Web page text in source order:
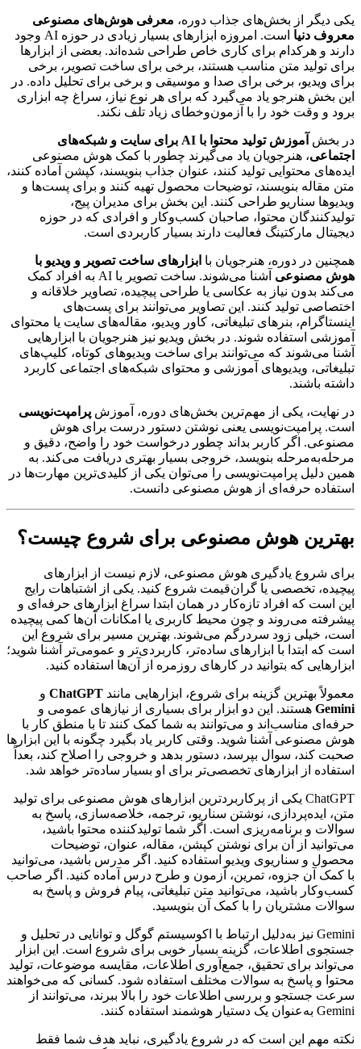
یکی دیگر از بخش‌های جذاب دوره، معرفی هوش‌های مصنوعی
معروف دنیا
است. امروزه ابزارهای بسیار زیادی در حوزه AI وجود
دارند و هرکدام برای کاری خاص طراحی شده‌اند. بعضی از ابزارها
برای تولید متن مناسب هستند، برخی برای ساخت تصویر، برخی
برای ویدیو، برخی برای صدا و موسیقی و برخی برای تحلیل داده. در
این بخش هنرجو یاد می‌گیرد که برای هر نوع نیاز، سراغ چه ابزاری
برود و وقت خود را با آزمون‌وخطای زیاد تلف نکند.
در بخش
آموزش تولید محتوا با AI برای سایت و شبکه‌های
اجتماعی، هنرجویان یاد می‌گیرند چطور با کمک هوش مصنوعی
ایده‌های محتوایی تولید کنند، عنوان جذاب بنویسند، کپشن آماده کنند،
متن مقاله بنویسند، توضیحات محصول تهیه کنند و برای پست‌ها و
ویدیوها سناریو طراحی کنند. این بخش برای مدیران پیج،
تولیدکنندگان محتوا، صاحبان کسب‌وکار و افرادی که در حوزه
دیجیتال مارکتینگ فعالیت دارند بسیار کاربردی است.
همچنین در دوره، هنرجویان با ابزارهای ساخت تصویر و ویدیو با
هوش مصنوعی
آشنا می‌شوند. ساخت تصویر با AI به افراد کمک
می‌کند بدون نیاز به عکاسی یا طراحی پیچیده، تصاویر خلاقانه و
اختصاصی تولید کنند. این تصاویر می‌توانند برای پست‌های
اینستاگرام، بنرهای تبلیغاتی، کاور ویدیو، مقاله‌های سایت یا محتوای
آموزشی استفاده شوند. در بخش ویدیو نیز هنرجویان با ابزارهایی
آشنا می‌شوند که می‌توانند برای ساخت ویدیوهای کوتاه، کلیپ‌های
تبلیغاتی، ویدیوهای آموزشی و محتوای شبکه‌های اجتماعی کاربرد
داشته باشند.
در نهایت، یکی از مهم‌ترین بخش‌های دوره، آموزش پرامپت‌نویسی
است. پرامپت‌نویسی یعنی نوشتن دستور درست برای هوش
مصنوعی. اگر کاربر بداند چطور درخواست خود را واضح، دقیق و
مرحله‌به‌مرحله بنویسد، خروجی بسیار بهتری دریافت می‌کند. به
همین دلیل پرامپت‌نویسی را می‌توان یکی از کلیدی‌ترین مهارت‌ها در
استفاده حرفه‌ای از هوش مصنوعی دانست.
بهترین هوش مصنوعی برای شروع چیست؟
برای شروع یادگیری هوش مصنوعی، لازم نیست از ابزارهای
پیچیده، تخصصی یا گران‌قیمت شروع کنید. یکی از اشتباهات رایج
این است که افراد تازه‌کار در همان ابتدا سراغ ابزارهای حرفه‌ای و
پیشرفته می‌روند و چون محیط کاربری یا امکانات آن‌ها کمی پیچیده
است، خیلی زود سردرگم می‌شوند. بهترین مسیر برای شروع این
است که ابتدا با ابزارهای ساده‌تر، کاربردی‌تر و عمومی‌تر آشنا شوید؛
ابزارهایی که بتوانید در کارهای روزمره از آن‌ها استفاده کنید.
معمولاً بهترین گزینه برای شروع، ابزارهایی مانند ChatGPT و
Gemini هستند. این دو ابزار برای بسیاری از نیازهای عمومی و
حرفه‌ای مناسب‌اند و می‌توانند به شما کمک کنند تا با منطق کار با
هوش مصنوعی آشنا شوید. وقتی کاربر یاد بگیرد چگونه با این ابزارها
صحبت کند، سوال بپرسد، دستور بدهد و خروجی را اصلاح کند، بعداً
استفاده از ابزارهای تخصصی‌تر برای او بسیار ساده‌تر خواهد شد.
ChatGPT یکی از پرکاربردترین ابزارهای هوش مصنوعی برای تولید
متن، ایده‌پردازی، نوشتن سناریو، ترجمه، خلاصه‌سازی، پاسخ به
سوالات و برنامه‌ریزی است. اگر شما تولیدکننده محتوا باشید،
می‌توانید از آن برای نوشتن کپشن، مقاله، عنوان، توضیحات
محصول و سناریوی ویدیو استفاده کنید. اگر مدرس باشید، می‌توانید
با کمک آن جزوه، تمرین، آزمون و طرح درس آماده کنید. اگر صاحب
کسب‌وکار باشید، می‌توانید متن تبلیغاتی، پیام فروش و پاسخ به
سوالات مشتریان را با کمک آن بنویسید.
Gemini نیز به‌دلیل ارتباط با اکوسیستم گوگل و توانایی در تحلیل و
جستجوی اطلاعات، گزینه بسیار خوبی برای شروع است. این ابزار
می‌تواند برای تحقیق، جمع‌آوری اطلاعات، مقایسه موضوعات، تولید
محتوا و پاسخ به سوالات مختلف استفاده شود. کسانی که می‌خواهند
سرعت جستجو و بررسی اطلاعات خود را بالا ببرند، می‌توانند از
Gemini به‌عنوان یک دستیار هوشمند استفاده کنند.
نکته مهم این است که در شروع یادگیری، نباید هدف شما فقط